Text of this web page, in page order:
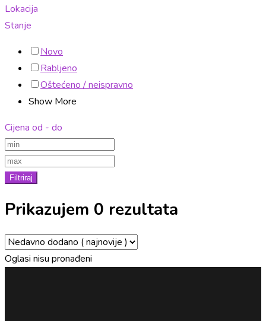
Lokacija
Stanje
Novo
Rabljeno
Oštećeno / neispravno
Show More
Cijena od - do
Filtriraj
Prikazujem 0 rezultata
Oglasi nisu pronađeni